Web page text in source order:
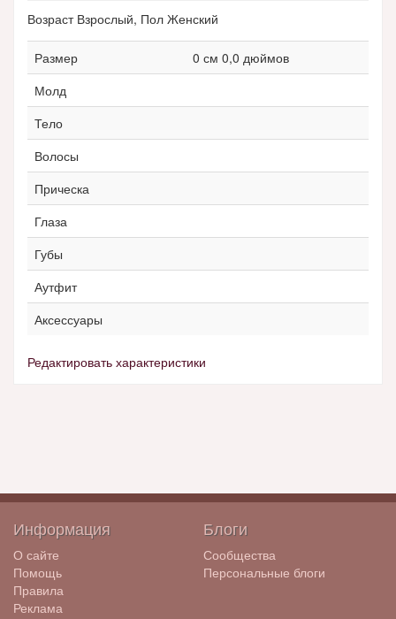
Возраст Взрослый, Пол Женский
Размер
0 см 0,0 дюймов
Молд
Тело
Волосы
Прическа
Глаза
Губы
Аутфит
Аксессуары
Редактировать характеристики
Информация
О сайте
Помощь
Правила
Реклама
Блоги
Сообщества
Персональные блоги